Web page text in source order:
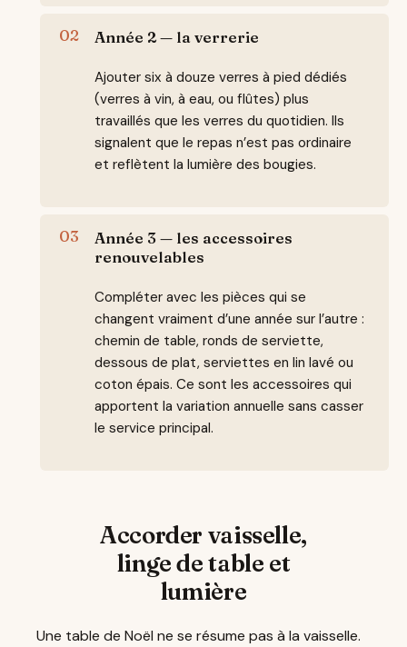
Année 2 — la verrerie
Ajouter six à douze verres à pied dédiés
(verres à vin, à eau, ou flûtes) plus
travaillés que les verres du quotidien. Ils
signalent que le repas n’est pas ordinaire
et reflètent la lumière des bougies.
Année 3 — les accessoires
renouvelables
Compléter avec les pièces qui se
changent vraiment d’une année sur l’autre :
chemin de table, ronds de serviette,
dessous de plat, serviettes en lin lavé ou
coton épais. Ce sont les accessoires qui
apportent la variation annuelle sans casser
le service principal.
Accorder vaisselle,
linge de table et
lumière
Une table de Noël ne se résume pas à la vaisselle.